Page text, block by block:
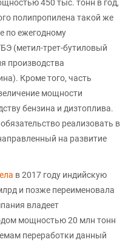
450 тыс. тонн в год,
полипропилена такой же
по ежегодному
(метил-трет-бутиловый
производства
Кроме того, часть
мощности
бензина и дизтоплива.
реализовать в
на развитие
в 2017 году индийскую
и позже переименовала
владеет
мощностью 20 млн тонн
переработки данный